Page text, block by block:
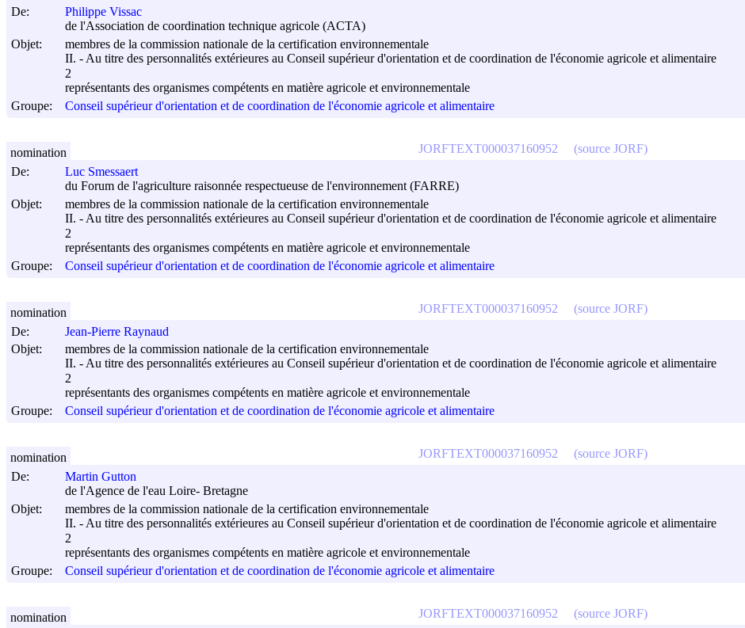
De:
Philippe Vissac
de l'Association de coordination technique agricole (ACTA)
Objet:
membres de la commission nationale de la certification environnementale
II. - Au titre des personnalités extérieures au Conseil supérieur d'orientation et de coordination de l'économie agricole et alimentaire
2
représentants des organismes compétents en matière agricole et environnementale
Groupe:
Conseil supérieur d'orientation et de coordination de l'économie agricole et alimentaire
De:
Luc Smessaert
du Forum de l'agriculture raisonnée respectueuse de l'environnement (FARRE)
Objet:
membres de la commission nationale de la certification environnementale
II. - Au titre des personnalités extérieures au Conseil supérieur d'orientation et de coordination de l'économie agricole et alimentaire
2
représentants des organismes compétents en matière agricole et environnementale
Groupe:
Conseil supérieur d'orientation et de coordination de l'économie agricole et alimentaire
JORFTEXT000037160952 (source JORF)
nomination
De:
Jean-Pierre Raynaud
Objet:
membres de la commission nationale de la certification environnementale
II. - Au titre des personnalités extérieures au Conseil supérieur d'orientation et de coordination de l'économie agricole et alimentaire
2
représentants des organismes compétents en matière agricole et environnementale
Groupe:
Conseil supérieur d'orientation et de coordination de l'économie agricole et alimentaire
JORFTEXT000037160952 (source JORF)
nomination
De:
Martin Gutton
de l'Agence de l'eau Loire- Bretagne
Objet:
membres de la commission nationale de la certification environnementale
II. - Au titre des personnalités extérieures au Conseil supérieur d'orientation et de coordination de l'économie agricole et alimentaire
2
représentants des organismes compétents en matière agricole et environnementale
Groupe:
Conseil supérieur d'orientation et de coordination de l'économie agricole et alimentaire
JORFTEXT000037160952 (source JORF)
nomination
JORFTEXT000037160952 (source JORF)
nomination